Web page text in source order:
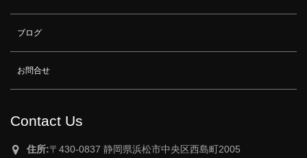
ブログ
お問合せ
Contact Us
住所:〒430-0837 静岡県浜松市中央区西島町2005